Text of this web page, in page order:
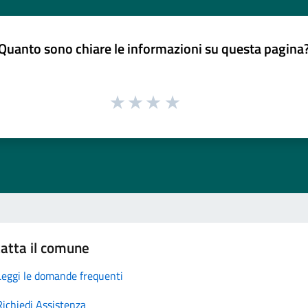
sono chiare le informazioni su questa
il comune
le domande frequenti
Assistenza